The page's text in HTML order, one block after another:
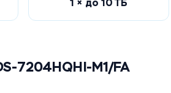
1 × до 10 ТБ
7204HQHI-M1/FA